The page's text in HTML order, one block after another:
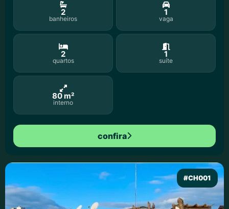
2
banheiros
1
vaga
2
quartos
1
suíte
80 m²
interno
confira
#CH001